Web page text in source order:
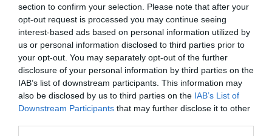
section to confirm your selection. Please note that after your
opt-out request is processed you may continue seeing
interest-based ads based on personal information utilized by
us or personal information disclosed to third parties prior to
your opt-out. You may separately opt-out of the further
disclosure of your personal information by third parties on the
IAB’s list of downstream participants. This information may
also be disclosed by us to third parties on the IAB’s List of
Downstream Participants that may further disclose it to other
ejecutivo
El minorista de material deportivo ha contratado a
Alistair Cameron como director no ejecutivo con el
objetivo de impulsar la expansión europea y maximizar
sus oportunidades de asociación. Además de ser
director general de Asics entre 2011 y 2019, Cameron
ocupó cargos de responsabilidad en New Balance y
Speedo. No se han desvelado las cifras económicas del
acuerdo.
Añadir2Playbookcomo fuente preferida de Google